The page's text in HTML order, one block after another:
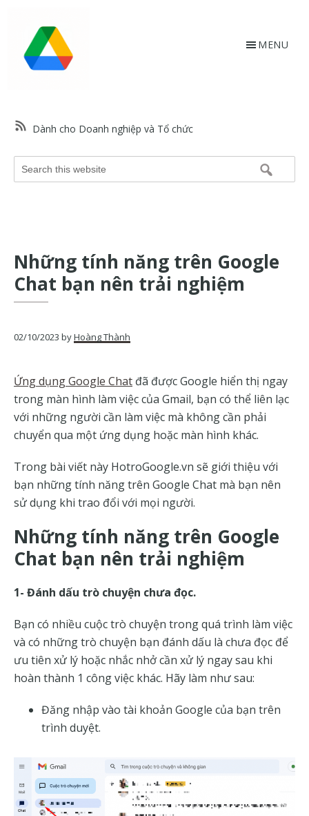
content
footer
web
hỗ
trợ
Google
các
sản
Google
Dành cho Doanh nghiệp và Tổ chức
Search
this
MENU
Những tính năng trên Google
Chat bạn nên trải nghiệm
02/10/2023 byHoàng Thành
Ứng dụng Google Chat đã được Google hiển thị ngay
trong màn hình làm việc của Gmail, bạn có thể liên lạc
với những người cần làm việc mà không cần phải
chuyển qua một ứng dụng hoặc màn hình khác.
Trong bài viết này HotroGoogle.vn sẽ giới thiệu với
bạn những tính năng trên Google Chat mà bạn nên
sử dụng khi trao đổi với mọi người.
Những tính năng trên Google
Chat bạn nên trải nghiệm
1- Đánh dấu trò chuyện chưa đọc.
Bạn có nhiều cuộc trò chuyện trong quá trình làm việc
và có những trò chuyện bạn đánh dấu là chưa đọc để
ưu tiên xử lý hoặc nhắc nhở cần xử lý ngay sau khi
hoàn thành 1 công việc khác. Hãy làm như sau:
Đăng nhập vào tài khoản Google của bạn trên
trình duyệt.